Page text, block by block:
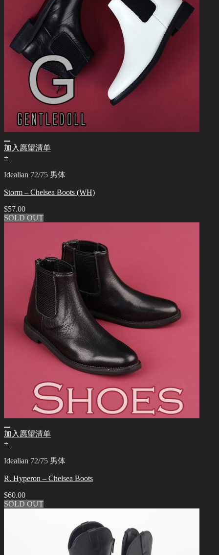
加入愿望清单
+
Idealian 72/75 男体
Storm – Chelsea Boots (WH)
$57.00
SOLD OUT
加入愿望清单
+
Idealian 72/75 男体
R. Hyperon – Chelsea Boots
$60.00
SOLD OUT